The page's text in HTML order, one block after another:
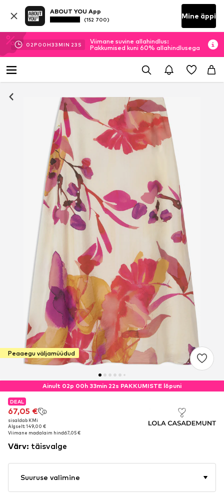
ABOUT YOU App
(152 700) Mine äppi
02P 00H33MIN 22 S
Viimane suvine allahindlus:
Pakkumised kuni 60% allahindlusega
Peaaegu väljamüüdud
Ainult 02p 00h 33min 22s PAKKUMISTE lõpuni
DEAL
67,05 €
sisaldab KMi
Algselt: 149,00 €
Viimane madalaim hind:67,05 €
DEAL
67,05 €
sisaldab KMi
Algselt: 149,00 €
Viimane madalaim hind:67,05 €
Värv: täisvalge
Suuruse valimine